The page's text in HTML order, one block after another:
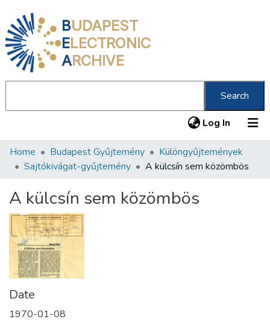
BUDAPEST
ELECTRONIC
ARCHIVE
Search
Log In (current)
Communities & Collections
Statistics
About us
Home Budapest Gyűjtemény
Különgyűjtemények
Sajtókivágat-gyűjtemény
A külcsín sem közömbös
A külcsín sem közömbös
Date
1970-01-08